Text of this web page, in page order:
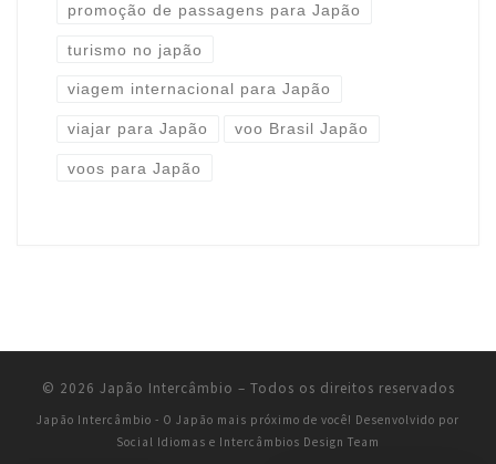
promoção de passagens para Japão
turismo no japão
viagem internacional para Japão
viajar para Japão voo Brasil Japão
voos para Japão
© 2026 Japão Intercâmbio – Todos os direitos reservados
Japão Intercâmbio - O Japão mais próximo de você! Desenvolvido por
Social Idiomas e Intercâmbios Design Team